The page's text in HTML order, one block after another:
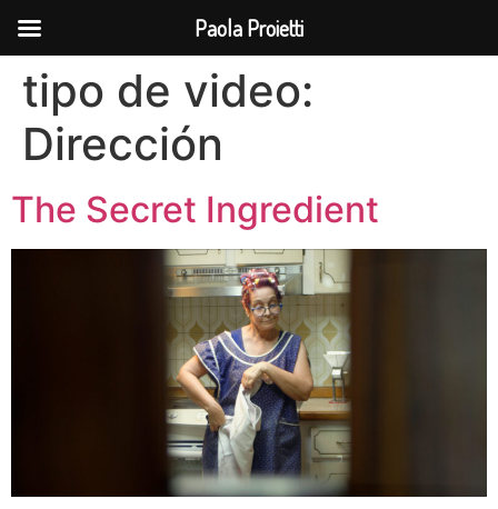
tipo de video:
Dirección
The Secret Ingredient
Paola Proietti